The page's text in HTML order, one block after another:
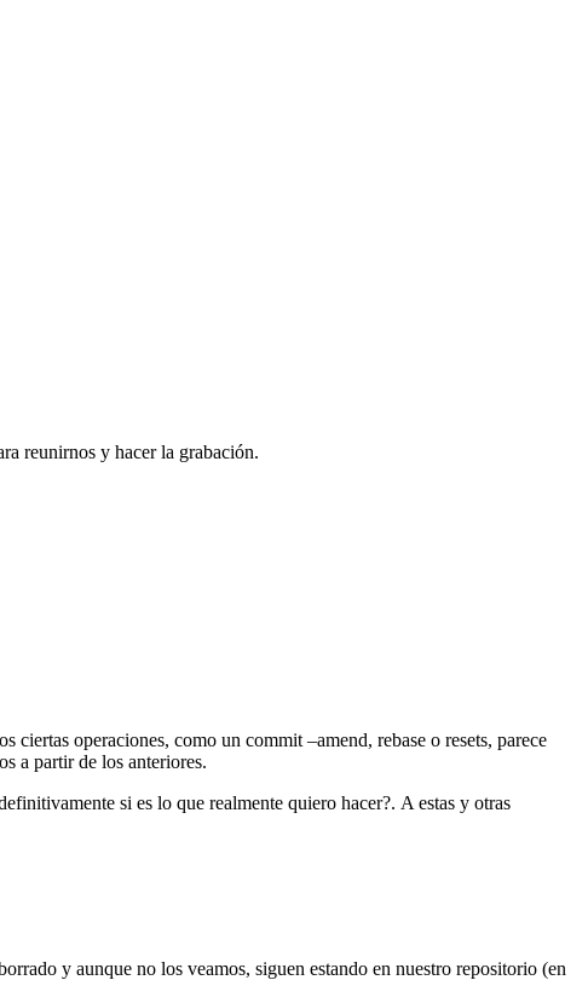
reunirnos y hacer la grabación.
operaciones, como un commit –amend, rebase o resets, parece
a partir de los anteriores.
si es lo que realmente quiero hacer?. A estas y otras
y aunque no los veamos, siguen estando en nuestro repositorio (en